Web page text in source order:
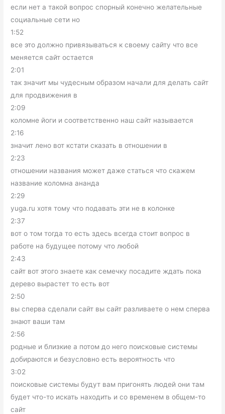
если нет а такой вопрос спорный конечно желательные
социальные сети но
1:52
все это должно привязываться к своему сайту что все
меняется сайт остается
2:01
так значит мы чудесным образом начали для делать сайт
для продвижения в
2:09
коломне йоги и соответственно наш сайт называется
2:16
значит лено вот кстати сказать в отношении в
2:23
отношении названия может даже статься что скажем
название коломна ананда
2:29
yuga.ru хотя тому что подавать эти не в колонке
2:37
вот о том тогда то есть здесь всегда стоит вопрос в
работе на будущее потому что любой
2:43
сайт вот этого знаете как семечку посадите ждать пока
дерево вырастет то есть вот
2:50
вы сперва сделали сайт вы сайт разливаете о нем сперва
знают ваши там
2:56
родные и близкие а потом до него поисковые системы
добираются и безусловно есть вероятность что
3:02
поисковые системы будут вам пригонять людей они там
будет что-то искать находить и со временем в общем-то
сайт